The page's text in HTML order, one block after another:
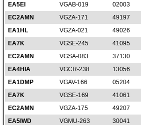
EA5EI
VGAB-019 02003
EC2AMN
VGZA-171 49197
EA1HL
VGZA-021 49026
EA7K
VGSE-245 41095
EC2AMN
VGSA-083 37130
EA4HIA
VGCR-238 13056
EA1DMP
VGAV-166 05204
EA7K
VGSE-169 41061
EC2AMN
VGZA-175 49207
EA5IWD
VGMU-263 30041